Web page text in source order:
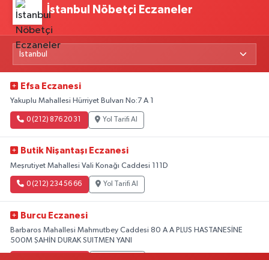
İstanbul Nöbetçi Eczaneler
Efsa Eczanesi
Yakuplu Mahallesi Hürriyet Bulvarı No:7 A 1
0 (212) 876 20 31 Yol Tarifi Al
Butik Nişantaşı Eczanesi
Meşrutiyet Mahallesi Vali Konağı Caddesi 111D
0 (212) 234 56 66 Yol Tarifi Al
Burcu Eczanesi
Barbaros Mahallesi Mahmutbey Caddesi 80 A A PLUS HASTANESİNE
500M ŞAHİN DURAK SUITMEN YANI